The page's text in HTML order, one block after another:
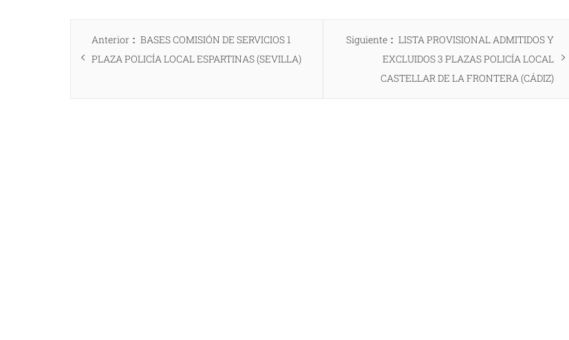
Navegación
de Anterior
Entrada
anterior:
BASES COMISIÓN DE SERVICIOS 1
PLAZA POLICÍA LOCAL ESPARTINAS (SEVILLA)
Siguiente
Entrada
siguiente:
LISTA PROVISIONAL ADMITIDOS Y
EXCLUIDOS 3 PLAZAS POLICÍA LOCAL
CASTELLAR DE LA FRONTERA (CÁDIZ)